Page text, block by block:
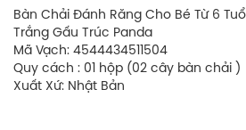
Bàn Chải Đánh Răng Cho Bé Từ 6
Trắng Gấu Trúc Panda
Mã Vạch: 4544434511504
Quy cách : 01 hộp (02 cây bàn chải )
Xuất Xứ: Nhật Bản